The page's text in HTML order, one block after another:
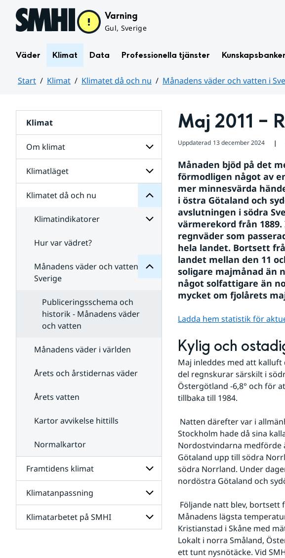
Hoppa till sidans innehåll Varning
Gul, Sverige
Väder Klimat Data Professionella tjänster
Start Klimat Klimatet då och nu Månadens väder och vatten i
Klimat
Om klimat
Undersidor
för
Om
klimat
Klimatläget
Undersidor
Klimatläget
Klimatet då och nu
Undersidor
för
Klimatet
då
och
Klimatindikatorer
Undersidor
Klimatindikatorer
Hur var vädret?
Månadens väder och vatten i
Sverige
Månadens
väder
vatten
i
Publiceringsschema och
historik - Månadens väder
och vatten
Månadens väder i världen
Årets och årstidernas väder
Årets vatten
Kartor avvikelse hittills
Normalkartor
Framtidens klimat
Undersidor
för
Framtidens
klimat
Klimatanpassning
Undersidor
för
Klimatanpassning
Klimatarbetet på SMHI
Undersidor
Maj 2011 –
Uppdaterad 13 december 2024 ❘
Månaden bjöd på det
förmodligen något av
mer minnesvärda
i östra Götaland och
avslutningen i södra
värmerekord från
regnväder som
hela landet. Bortsett
landet mellan den 11
soligare majmånad än
något solfattigare än
mycket om fjolårets
Ladda hem statistik för
Kylig och
Maj inleddes med att
del regnskurar särskilt i
Östergötland -6,8° och för
tillbaka till 1984.
Stockholm hade då sina
Nordostvindarna medförde
Götaland upp till södra
södra Norrland. Under
nordöstra Götaland och
Månadens lägsta
Kristianstad i Skåne med
Lokalt i norra Småland,
ett tunt nysnötäcke. Vid